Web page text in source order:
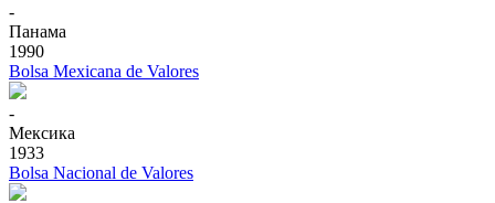
-
Панама
1990
Bolsa Mexicana de Valores
-
Мексика
1933
Bolsa Nacional de Valores